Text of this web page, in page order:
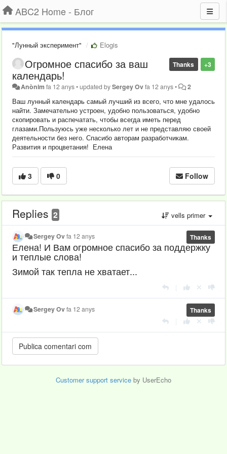
ABC2 Home - Блог
"Лунный эксперимент" Elogis
+3
Thanks
Огромное спасибо за ваш
календарь!
Anònim fa 12 anys•updated bySergey Ovfa 12 anys• 2
Ваш лунный календарь самый лучший из всего, что мне удалось
найти. Замечательно устроен, удобно пользоваться, удобно
скопировать и распечатать, чтобы всегда иметь перед
глазами.Пользуюсь уже несколько лет и не представляю своей
деятельности без него. Спасибо авторам разработчикам.
Развития и процветания! Елена
3 0 Follow
Replies 2 vells primer
Thanks
Sergey Ovfa 12 anys
Елена! И Вам огромное спасибо за поддержку
и теплые слова!
Зимой так тепла не хватает...
Thanks
Sergey Ovfa 12 anys
Customer support service by UserEcho